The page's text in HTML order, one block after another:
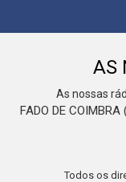
AS
As nossas
FADO DE COIMBRA
Todos os